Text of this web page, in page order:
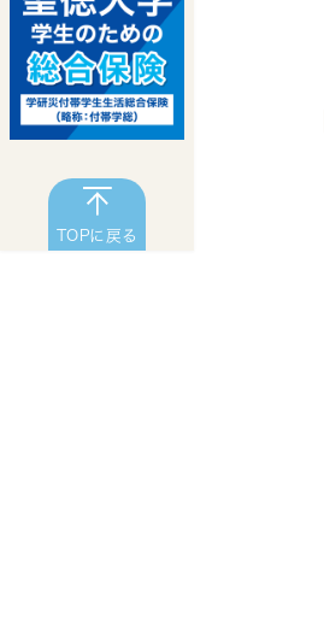
TOPに戻る